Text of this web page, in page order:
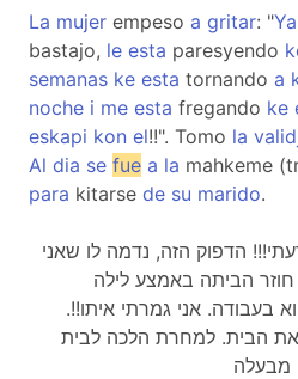
La mujer empeso a gritar: "Ya
bastajo, le esta paresyendo
semanas ke esta tornando a
noche i me esta fregando ke
eskapi kon el!!". Tomo la
Al dia se fue a la mahkeme
para kitarse de su marido.
הדפוק הזה, נדמה לו שאני
הביתה באמצע לילה
בעבודה. אני גמרתי איתו!!.
הבית. למחרת הלכה לבית